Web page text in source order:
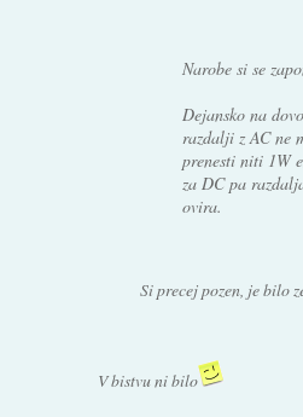
Narobe si se
Dejansko na
razdalji z AC ne
prenesti niti 1W
za DC pa
ovira.
Si precej pozen, je bilo
V bistvu ni bilo